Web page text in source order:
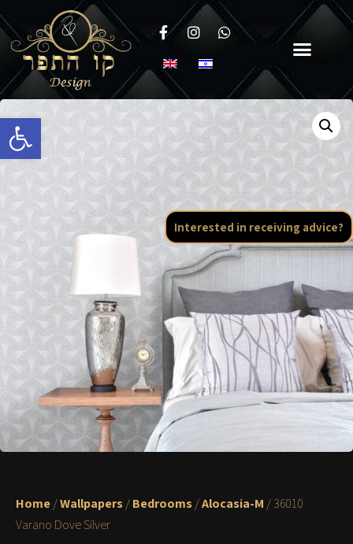
Open toolbar
Home/Wallpapers/Bedrooms/Alocasia-M / 36010
Varano Dove Silver
Interested in receiving advice?